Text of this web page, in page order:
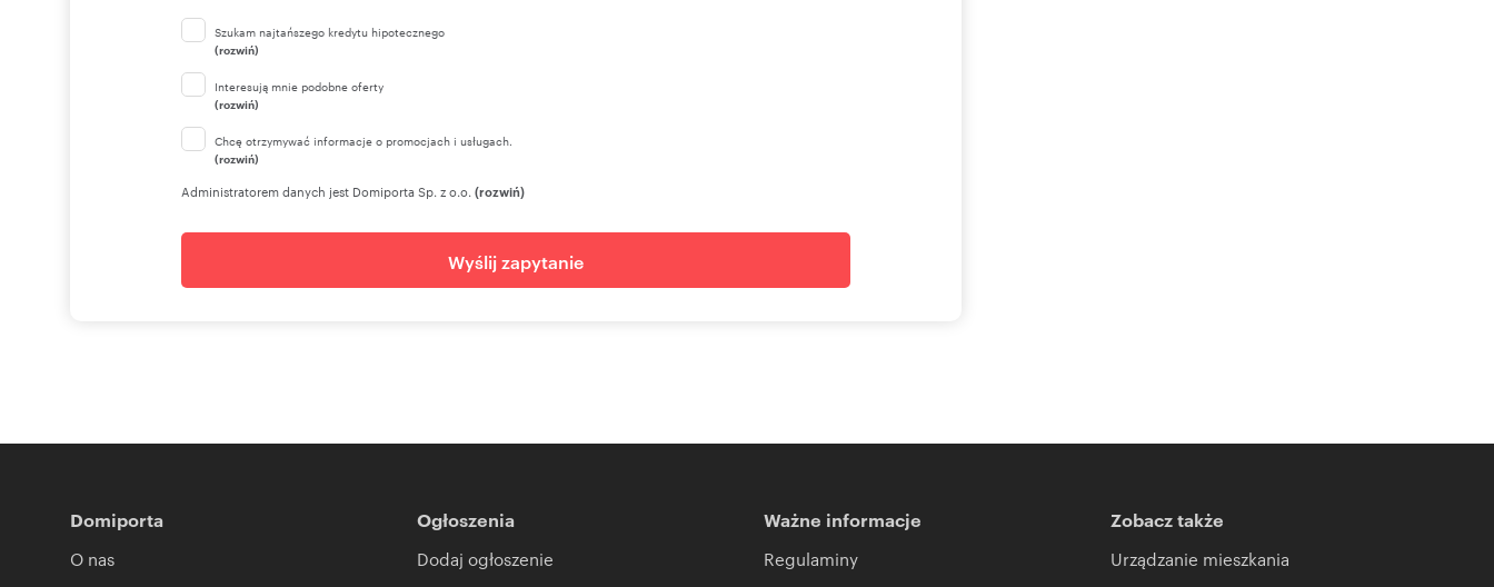
Szukam najtańszego kredytu hipotecznego
(rozwiń)
Interesują mnie podobne oferty
(rozwiń)
Chcę otrzymywać informacje o promocjach i usługach.
(rozwiń)
Administratorem danych jest Domiporta Sp. z o.o. (rozwiń)
Wyślij zapytanie
Domiporta
O nas
Ogłoszenia
Dodaj ogłoszenie
Ważne informacje
Regulaminy
Zobacz także
Urządzanie mieszkania